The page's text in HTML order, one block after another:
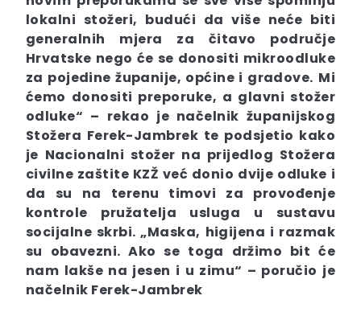
lokalni stožeri, budući da više neće biti
generalnih mjera za čitavo područje
Hrvatske nego će se donositi mikroodluke
za pojedine županije, općine i gradove. Mi
ćemo donositi preporuke, a glavni stožer
odluke“ – rekao je načelnik županijskog
Stožera Ferek-Jambrek te podsjetio kako
je Nacionalni stožer na prijedlog Stožera
civilne zaštite KZŽ već donio dvije odluke i
da su na terenu timovi za provođenje
kontrole pružatelja usluga u sustavu
socijalne skrbi. „Maska, higijena i razmak
su obavezni. Ako se toga držimo bit će
nam lakše na jesen i u zimu“ – poručio je
načelnik Ferek-Jambrek